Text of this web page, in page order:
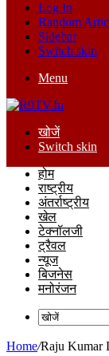
Log In
Random
Sidebar
Switch skin
Menu
खोजें
Switch skin
होम
राष्ट्रीय
अंतर्राष्ट्रीय
खेल
टेक्नॉलजी
ट्रैवल
न्यूज
बिजनेस
मनोरंजन
Home/Raju Kumar